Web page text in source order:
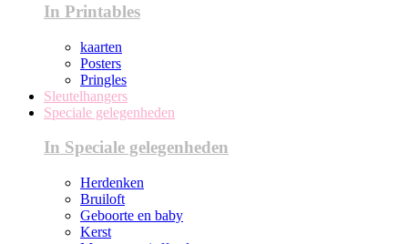
In Printables
kaarten
Posters
Pringles
Sleutelhangers
Speciale gelegenheden
In Speciale gelegenheden
Herdenken
Bruiloft
Geboorte en baby
Kerst